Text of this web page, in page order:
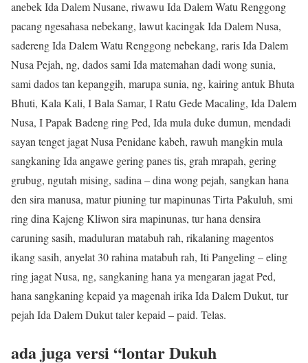
anebek Ida Dalem Nusane, riwawu Ida Dalem Watu Renggong
pacang ngesahasa nebekang, lawut kacingak Ida Dalem Nusa,
sadereng Ida Dalem Watu Renggong nebekang, raris Ida Dalem
Nusa Pejah, ng, dados sami Ida matemahan dadi wong sunia,
sami dados tan kepanggih, marupa sunia, ng, kairing antuk Bhuta
Bhuti, Kala Kali, I Bala Samar, I Ratu Gede Macaling, Ida Dalem
Nusa, I Papak Badeng ring Ped, Ida mula duke dumun, mendadi
sayan tenget jagat Nusa Penidane kabeh, rawuh mangkin mula
sangkaning Ida angawe gering panes tis, grah mrapah, gering
grubug, ngutah mising, sadina – dina wong pejah, sangkan hana
den sira manusa, matur piuning tur mapinunas Tirta Pakuluh, smi
ring dina Kajeng Kliwon sira mapinunas, tur hana densira
caruning sasih, maduluran matabuh rah, rikalaning magentos
ikang sasih, anyelat 30 rahina matabuh rah, Iti Pangeling – eling
ring jagat Nusa, ng, sangkaning hana ya mengaran jagat Ped,
hana sangkaning kepaid ya magenah irika Ida Dalem Dukut, tur
pejah Ida Dalem Dukut taler kepaid – paid. Telas.
ada juga versi “lontar Dukuh